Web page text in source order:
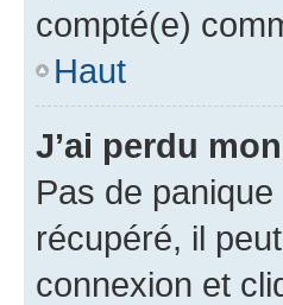
compté(e)
Haut
J’ai perdu
Pas de
récupéré, il
connexion et